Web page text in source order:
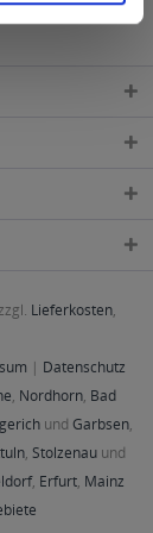
Lieferkosten,
| Datenschutz
, Nordhorn, Bad
und Garbsen,
, Stolzenau und
, Erfurt, Mainz